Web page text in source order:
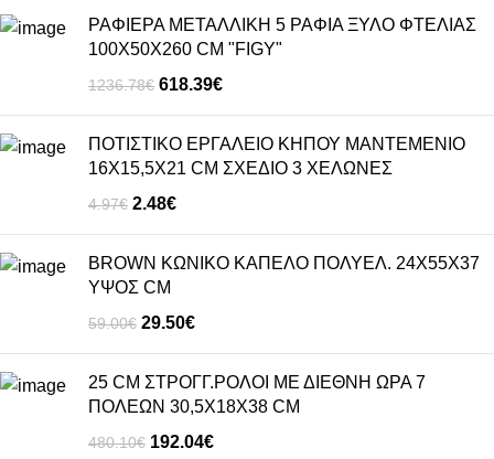
ΡΑΦΙΕΡΑ ΜΕΤΑΛΛΙΚΗ 5 ΡΑΦΙΑ ΞΥΛΟ ΦΤΕΛΙΑΣ
100Χ50Χ260 CM "FIGY"
1236.78€ 618.39€
ΠΟΤΙΣΤΙΚΟ ΕΡΓΑΛΕΙΟ ΚΗΠΟΥ ΜΑΝΤΕΜΕΝΙΟ
16Χ15,5Χ21 CM ΣΧΕΔΙΟ 3 ΧΕΛΩΝΕΣ
4.97€ 2.48€
BROWN ΚΩΝΙΚΟ ΚΑΠΕΛΟ ΠΟΛΥΕΛ. 24X55X37
ΥΨΟΣ CM
59.00€ 29.50€
25 CM ΣΤΡΟΓΓ.ΡΟΛΟΙ ΜΕ ΔΙΕΘΝΗ ΩΡΑ 7
ΠΟΛΕΩΝ 30,5X18X38 CM
480.10€ 192.04€